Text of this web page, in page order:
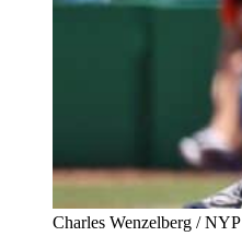
Charles Wenzelberg / NYP